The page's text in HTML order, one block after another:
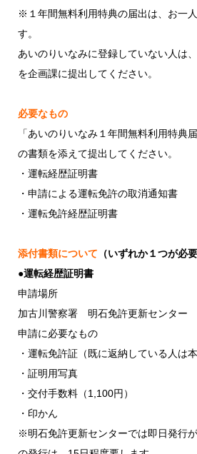
※１年間無料利用特典の届出は、お一
す。
あいのりいなみに登録していない人は
を企画課に提出してください。
必要なもの
「あいのりいなみ１年間無料利用特典
の書類を添えて提出してください。
・運転経歴証明書
・申請による運転免許の取消通知書
・運転免許経歴証明書
添付書類について （いずれか１つが必要
●運転経歴証明書
申請場所
加古川警察署 明石免許更新センター
申請に必要なもの
・運転免許証（既に返納している人は
・証明用写真
・交付手数料（1,100円）
・印かん
※明石免許更新センターでは即日発行